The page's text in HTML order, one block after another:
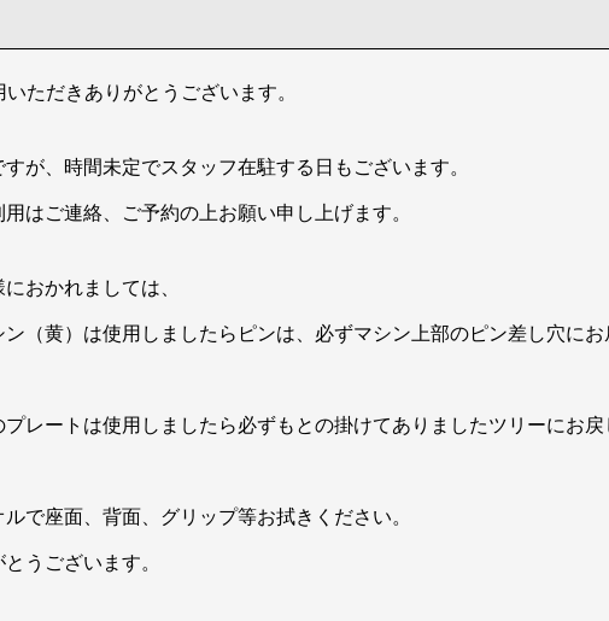
ただきありがとうございます。
が、時間未定でスタッフ在駐する日もございます。
はご連絡、ご予約の上お願い申し上げます。
おかれましては、
（黄）は使用しましたらピンは、必ずマシン上部のピン差し穴にお
レートは使用しましたら必ずもとの掛けてありましたツリーにお
で座面、背面、グリップ等お拭きください。
うございます。